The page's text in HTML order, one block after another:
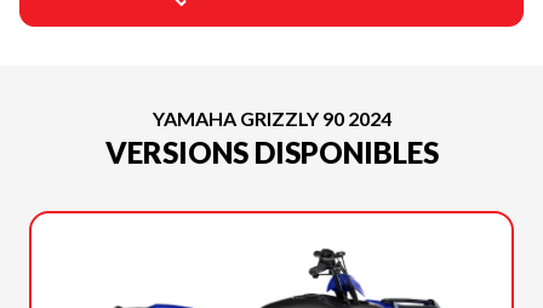
YAMAHA GRIZZLY 90 2024
VERSIONS DISPONIBLES